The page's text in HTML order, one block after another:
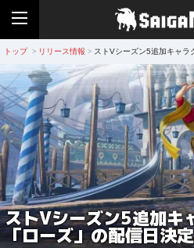
トップ > リリース情報 > ストVシーズン5追加キャラ
ストVシーズン5追加キ
「ローズ」の配信日決